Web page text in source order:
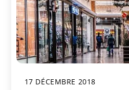
17 DÉCEMBRE 2018